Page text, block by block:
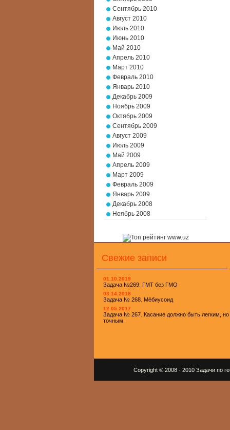
Сентябрь 2010
Август 2010
Июль 2010
Июнь 2010
Май 2010
Апрель 2010
Март 2010
Февраль 2010
Январь 2010
Декабрь 2009
Ноябрь 2009
Октябрь 2009
Сентябрь 2009
Август 2009
Июль 2009
Май 2009
Апрель 2009
Март 2009
Февраль 2009
Январь 2009
Декабрь 2008
Ноябрь 2008
Свежие записи
01.10.2019
Задача №269. ГМТ без ГМО
03.14.2018
Задача № 268. Мёбиусоид
12.05.2017
Задача № 267. Касание должно быть легким, но
точным.
Copyright © 2008 - 2010 Задачи по